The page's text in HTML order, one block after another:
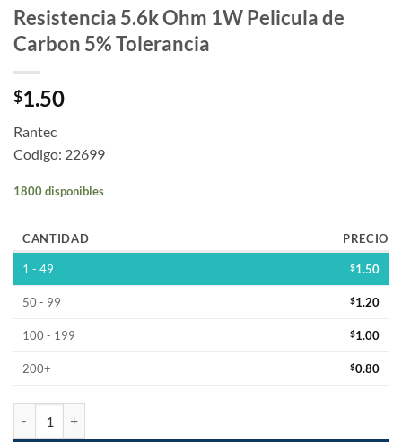
Resistencia 5.6k Ohm 1W Pelicula de
Carbon 5% Tolerancia
$1.50
Rantec
Codigo: 22699
1800 disponibles
CANTIDAD PRECIO
1 - 49 $1.50
50 - 99 $1.20
100 - 199 $1.00
200+ $0.80